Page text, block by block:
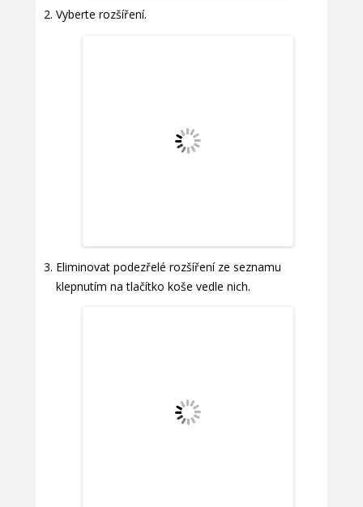
Vyberte rozšíření.
Eliminovat podezřelé rozšíření ze seznamu
klepnutím na tlačítko koše vedle nich.